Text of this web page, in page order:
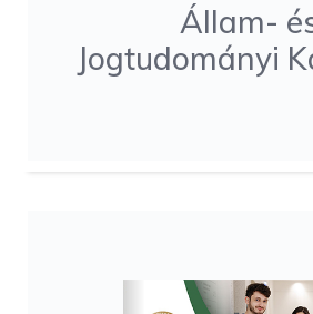
Állam-
Jogtudományi